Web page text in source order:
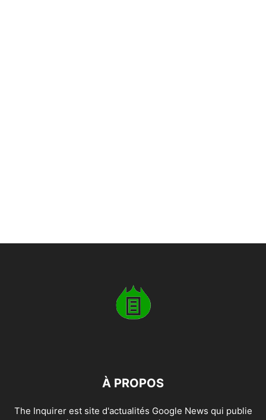
À PROPOS
The Inquirer est site d'actualités Google News qui publie